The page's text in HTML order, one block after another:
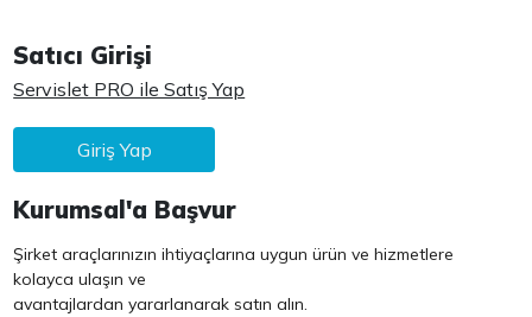
Satıcı Girişi
Servislet PRO ile Satış Yap
Giriş Yap
Kurumsal'a Başvur
Şirket araçlarınızın ihtiyaçlarına uygun ürün ve hizmetlere
kolayca ulaşın ve
avantajlardan yararlanarak satın alın.